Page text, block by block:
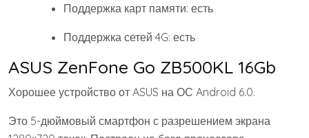
Поддержка карт памяти: есть
Поддержка сетей 4G: есть
ASUS ZenFone Go ZB500KL 16Gb
Хорошее устройство от ASUS на ОС Android 6.0.
Это 5-дюймовый смартфон с разрешением экрана